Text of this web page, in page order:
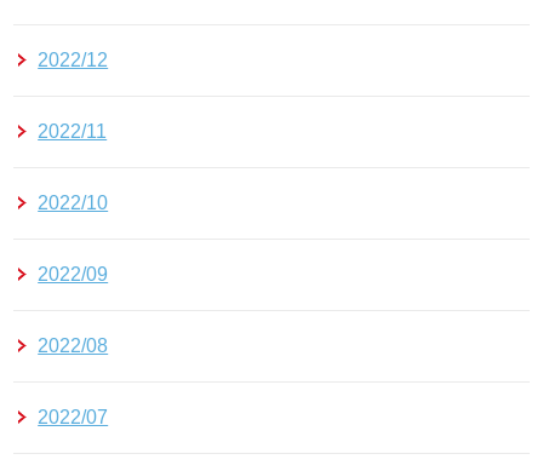
2022/12
2022/11
2022/10
2022/09
2022/08
2022/07